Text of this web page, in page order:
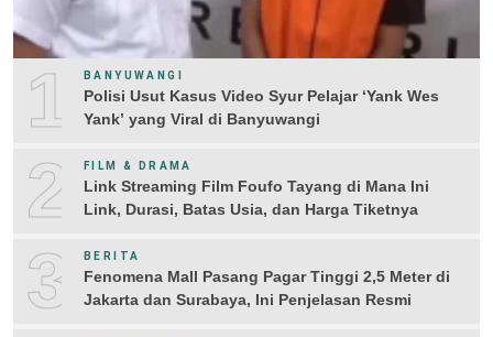
1 BANYUWANGI
Polisi Usut Kasus Video Syur Pelajar ‘Yank Wes
Yank’ yang Viral di Banyuwangi
2 FILM & DRAMA
Link Streaming Film Foufo Tayang di Mana Ini
Link, Durasi, Batas Usia, dan Harga Tiketnya
3 BERITA
Fenomena Mall Pasang Pagar Tinggi 2,5 Meter di
Jakarta dan Surabaya, Ini Penjelasan Resmi